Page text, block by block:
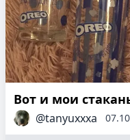
Вот и мои
@tanyuxxxa